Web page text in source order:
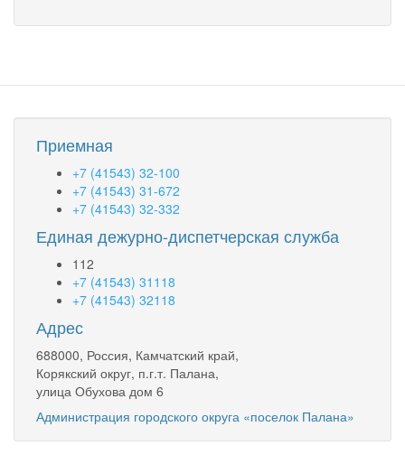
Приемная
+7 (41543) 32-100
+7 (41543) 31-672
+7 (41543) 32-332
Единая дежурно-диспетчерская служба
112
+7 (41543) 31118
+7 (41543) 32118
Адрес
688000, Россия, Камчатский край,
Корякский округ, п.г.т. Палана,
улица Обухова дом 6
Администрация городского округа «поселок Палана»